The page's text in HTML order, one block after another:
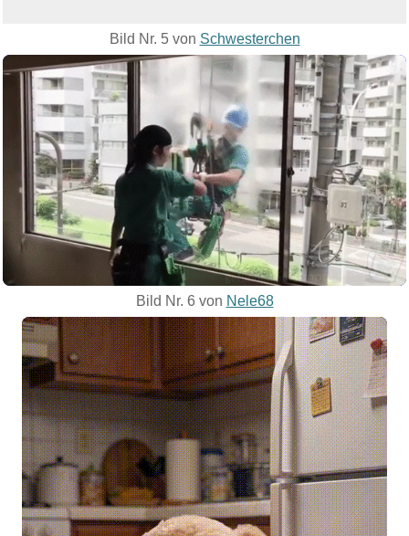
Bild Nr. 5 von Schwesterchen
Bild Nr. 6 von Nele68